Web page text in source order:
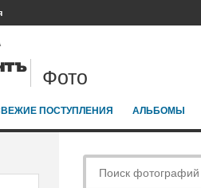
Фото
ПОСТУПЛЕНИЯ АЛЬБОМЫ